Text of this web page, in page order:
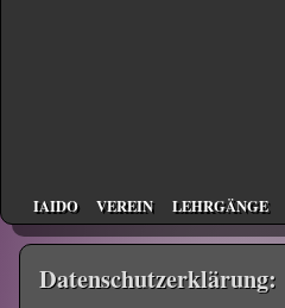
IAIDO VEREIN LEHRGÄNGE
Datenschutzerklärung: